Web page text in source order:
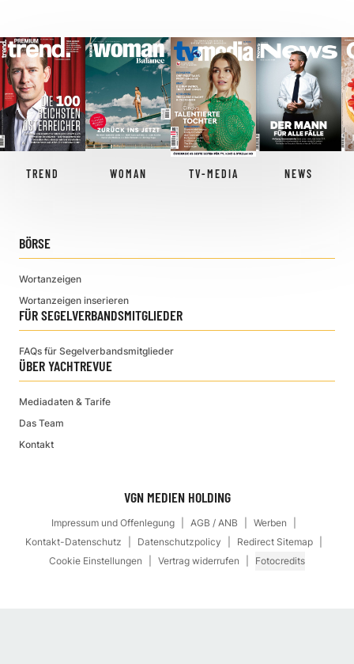
TREND WOMAN TV-MEDIA NEWS
BÖRSE
Wortanzeigen
Wortanzeigen inserieren
FÜR SEGELVERBANDSMITGLIEDER
FAQs für Segelverbandsmitglieder
ÜBER YACHTREVUE
Mediadaten & Tarife
Das Team
Kontakt
VGN MEDIEN HOLDING
Impressum und Offenlegung AGB / ANB
Werben
Kontakt-Datenschutz
Datenschutzpolicy
Redirect Sitemap
Cookie Einstellungen
Vertrag widerrufen Fotocredits